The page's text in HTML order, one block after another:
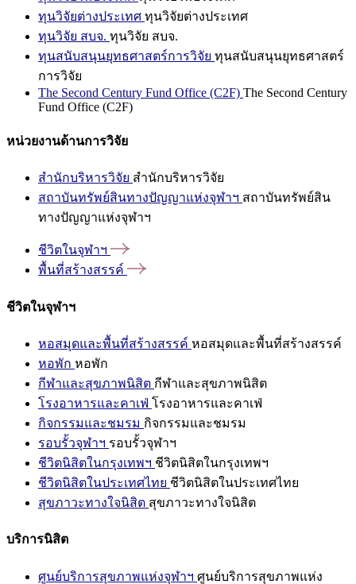
ทุนวิจัยต่างประเทศ ทุนวิจัยต่างประเทศ
ทุนวิจัย สบจ. ทุนวิจัย สบจ.
ทุนสนับสนุนยุทธศาสตร์การวิจัย ทุนสนับสนุนยุทธศาสตร์
การวิจัย
The Second Century Fund Office (C2F) The Second Century
Fund Office (C2F)
หน่วยงานด้านการวิจัย
สำนักบริหารวิจัย สำนักบริหารวิจัย
สถาบันทรัพย์สินทางปัญญาแห่งจุฬาฯ สถาบันทรัพย์สิน
ทางปัญญาแห่งจุฬาฯ
ชีวิตในจุฬาฯ
พื้นที่สร้างสรรค์
ชีวิตในจุฬาฯ
หอสมุดและพื้นที่สร้างสรรค์ หอสมุดและพื้นที่สร้างสรรค์
หอพัก หอพัก
กีฬาและสุขภาพนิสิต กีฬาและสุขภาพนิสิต
โรงอาหารและคาเฟ่ โรงอาหารและคาเฟ่
กิจกรรมและชมรม กิจกรรมและชมรม
รอบรั้วจุฬาฯ รอบรั้วจุฬาฯ
ชีวิตนิสิตในกรุงเทพฯ ชีวิตนิสิตในกรุงเทพฯ
ชีวิตนิสิตในประเทศไทย ชีวิตนิสิตในประเทศไทย
สุขภาวะทางใจนิสิต สุขภาวะทางใจนิสิต
บริการนิสิต
ศูนย์บริการสุขภาพแห่งจุฬาฯ ศูนย์บริการสุขภาพแห่ง